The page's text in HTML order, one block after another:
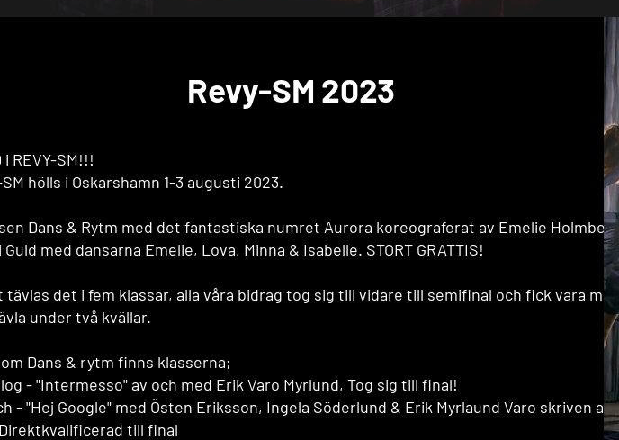
Revy-SM 2023
i REVY-SM!!!
hölls i Oskarshamn 1-3 augusti 2023.
Dans & Rytm med det fantastiska numret Aurora koreograferat av Emelie Holmberg
med dansarna Emelie, Lova, Minna & Isabelle. STORT GRATTIS!
tävlas det i fem klassar, alla våra bidrag tog sig till vidare till semifinal och fick vara med
under två kvällar.
Dans & rytm finns klasserna;
- "Intermesso" av och med Erik Varo Myrlund, Tog sig till final!
- "Hej Google" med Östen Eriksson, Ingela Söderlund & Erik Myrlaund Varo skriven av
till final